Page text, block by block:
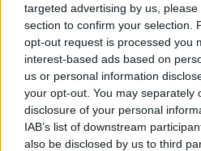
targeted advertising by us,
section to confirm your selection.
opt-out request is processed you
interest-based ads based on
us or personal information
your opt-out. You may separately
disclosure of your personal
IAB’s list of downstream
also be disclosed by us to third